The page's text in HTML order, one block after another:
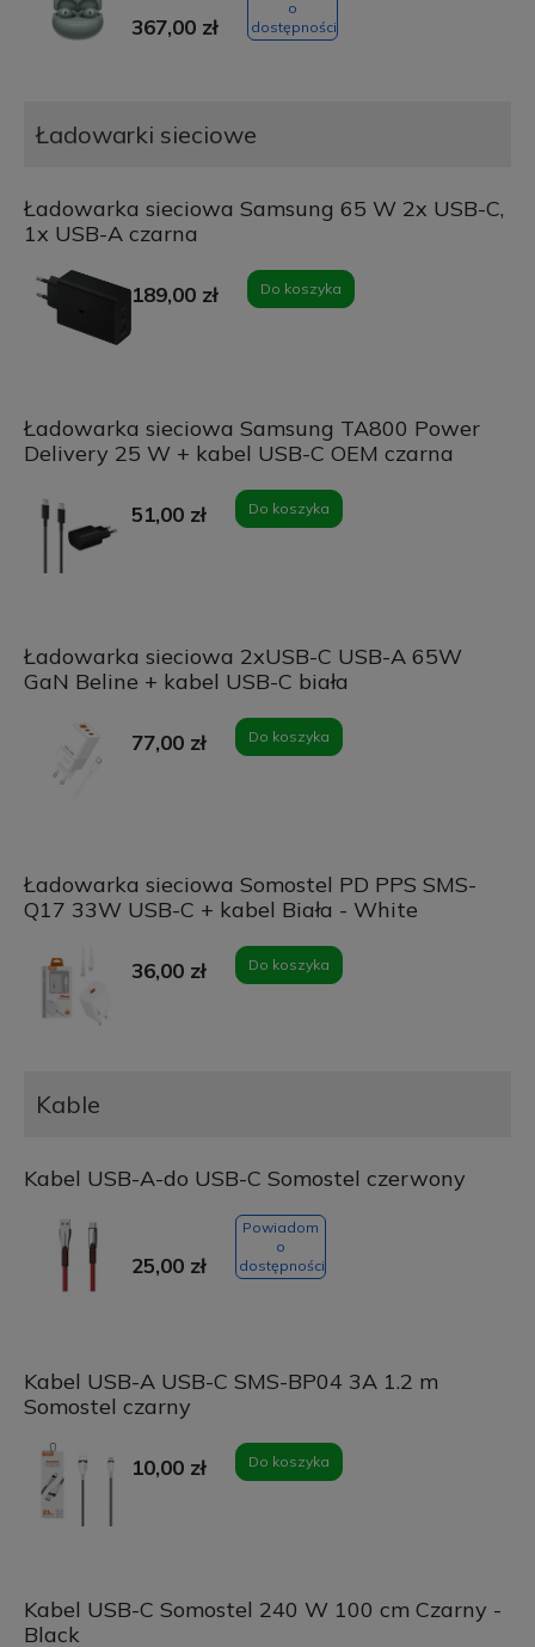
367,00 zł
o
dostępności
Ładowarki sieciowe
Ładowarka sieciowa Samsung 65 W 2x USB-C,
1x USB-A czarna
189,00 zł Do koszyka
Ładowarka sieciowa Samsung TA800 Power
Delivery 25 W + kabel USB-C OEM czarna
51,00 zł Do koszyka
Ładowarka sieciowa 2xUSB-C USB-A 65W
GaN Beline + kabel USB-C biała
77,00 zł Do koszyka
Ładowarka sieciowa Somostel PD PPS SMS-
Q17 33W USB-C + kabel Biała - White
36,00 zł Do koszyka
Kable
Kabel USB-A-do USB-C Somostel czerwony
25,00 zł
Powiadom
o
dostępności
Kabel USB-A USB-C SMS-BP04 3A 1.2 m
Somostel czarny
10,00 zł Do koszyka
Kabel USB-C Somostel 240 W 100 cm Czarny -
Black